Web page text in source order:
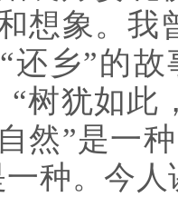
想象。我
还乡”的
“树犹如此
然”是一
种。今